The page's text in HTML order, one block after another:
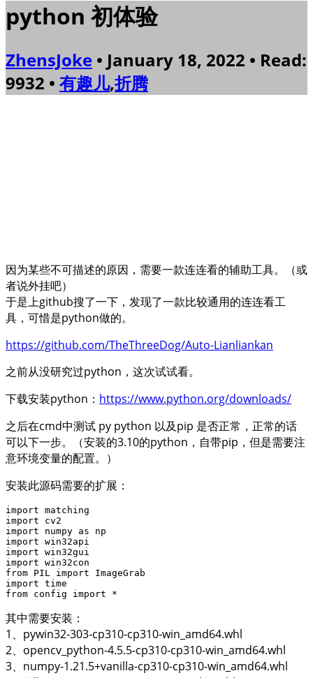
python 初体验
ZhensJoke • January 18, 2022 • Read:
9932 • 有趣儿,折腾
因为某些不可描述的原因，需要一款连连看的辅助工具。（或
者说外挂吧）
于是上github搜了一下，发现了一款比较通用的连连看工
具，可惜是python做的。
https://github.com/TheThreeDog/Auto-Lianliankan
之前从没研究过python，这次试试看。
下载安装python： https://www.python.org/downloads/
之后在cmd中测试 py python 以及pip 是否正常，正常的话
可以下一步。（安装的3.10的python，自带pip，但是需要注
意环境变量的配置。）
安装此源码需要的扩展：
import matching
import cv2
import numpy as np
import win32api
import win32gui
import win32con
from PIL import ImageGrab
import time
from config import *
其中需要安装：
1、pywin32‑303‑cp310‑cp310‑win_amd64.whl
2、opencv_python-4.5.5-cp310-cp310-win_amd64.whl
3、numpy-1.21.5+vanilla-cp310-cp310-win_amd64.whl